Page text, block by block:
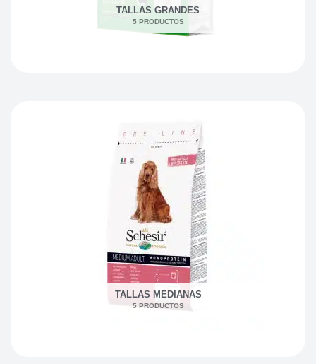
TALLAS GRANDES
5 PRODUCTOS
TALLAS MEDIANAS
5 PRODUCTOS